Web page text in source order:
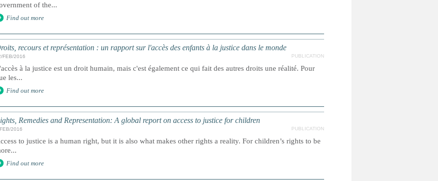
of the...
Find out more
recours et représentation : un rapport sur l'accès des enfants à la justice dans le monde
FEB/2016 PUBLICATION
à la justice est un droit humain, mais c'est également ce qui fait des autres droits une réalité. Pour
les...
Find out more
Remedies and Representation: A global report on access to justice for children
2016 PUBLICATION
to justice is a human right, but it is also what makes other rights a reality. For children’s rights to be
Find out more